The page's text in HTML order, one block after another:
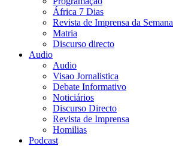
África 7 Dias
Revista de Imprensa da Semana
Matria
Discurso directo
Audio
Audio
Visao Jornalistica
Debate Informativo
Noticiários
Discurso Directo
Revista de Imprensa
Homilias
Podcast